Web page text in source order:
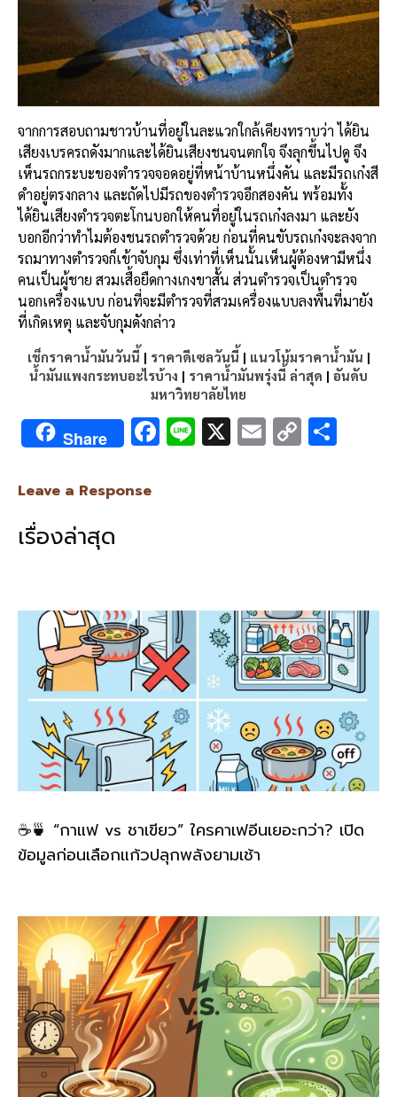
จากการสอบถามชาวบ้านที่อยู่ในละแวกใกล้เคียงทราบว่า ได้ยิน
เสียงเบรครถดังมากและได้ยินเสียงชนจนตกใจ จึงลุกขึ้นไปดู จึง
เห็นรถกระบะของตำรวจจอดอยู่ที่หน้าบ้านหนึ่งคัน และมีรถเก๋งสี
ดำอยู่ตรงกลาง และถัดไปมีรถของตำรวจอีกสองคัน พร้อมทั้ง
ได้ยินเสียงตำรวจตะโกนบอกให้คนที่อยู่ในรถเก๋งลงมา และยัง
บอกอีกว่าทำไมต้องชนรถตำรวจด้วย ก่อนที่คนขับรถเก๋งจะลงจาก
รถมาทางตำรวจก็เข้าจับกุม ซึ่งเท่าที่เห็นนั้นเห็นผู้ต้องหามีหนึ่ง
คนเป็นผู้ชาย สวมเสื้อยืดกางเกงขาสั้น ส่วนตำรวจเป็นตำรวจ
นอกเครื่องแบบ ก่อนที่จะมีตำรวจที่สวมเครื่องแบบลงพื้นที่มายัง
ที่เกิดเหตุ และจับกุมดังกล่าว
เช็กราคาน้ำมันวันนี้ | ราคาดีเซลวันนี้ | แนวโน้มราคาน้ำมัน |
น้ำมันแพงกระทบอะไรบ้าง | ราคาน้ำมันพรุ่งนี้ ล่าสุด | อันดับ
มหาวิทยาลัยไทย
Share F
k
Li X E C
Leave a Response
เรื่องล่าสุด
☕🍵 “กาแฟ vs ชาเขียว” ใครคาเฟอีนเยอะกว่า? เปิด
ข้อมูลก่อนเลือกแก้วปลุกพลังยามเช้า